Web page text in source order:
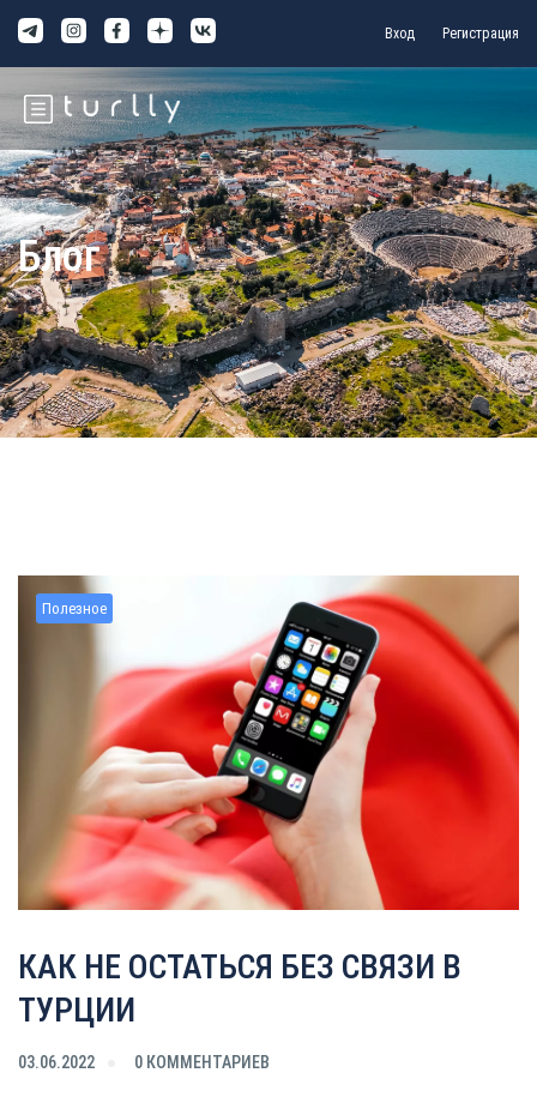
Вход Регистрация
Блог
Полезное
КАК НЕ ОСТАТЬСЯ БЕЗ СВЯЗИ В
ТУРЦИИ
03.06.2022 0 КОММЕНТАРИЕВ